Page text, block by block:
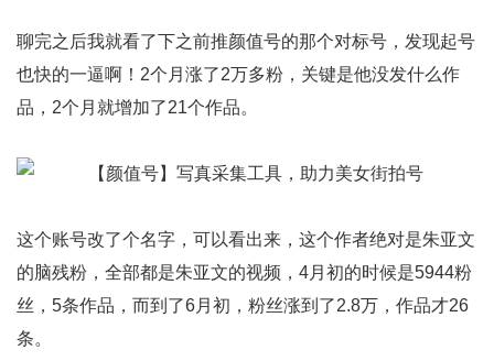
聊完之后我就看了下之前推颜值号的那个对标号，发现起号
也快的一逼啊！2个月涨了2万多粉，关键是他没发什么作
品，2个月就增加了21个作品。
这个账号改了个名字，可以看出来，这个作者绝对是朱亚文
的脑残粉，全部都是朱亚文的视频，4月初的时候是5944粉
丝，5条作品，而到了6月初，粉丝涨到了2.8万，作品才26
条。